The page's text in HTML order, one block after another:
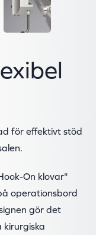
för effektivt stöd
On klovar"
operationsbord
gör det
kirurgiska